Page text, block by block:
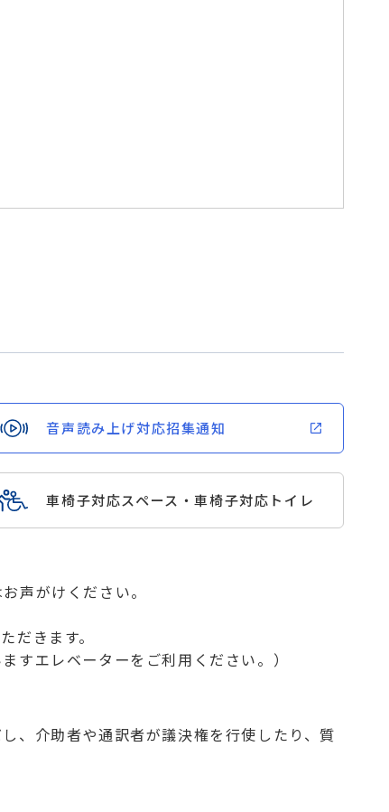
音声読み上げ対応招集通知
車椅子対応スペース・車椅子対応トイレ
声がけください。
きます。
エレベーターをご利用ください。）
、介助者や通訳者が議決権を行使したり、質